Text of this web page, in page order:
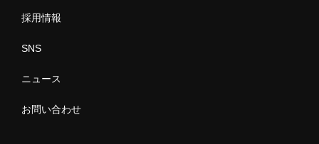
採用情報
SNS
ニュース
お問い合わせ